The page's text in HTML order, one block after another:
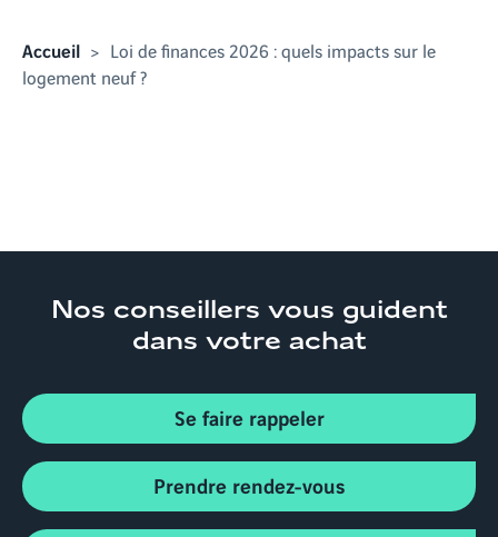
Accueil
Loi de finances 2026 : quels impacts sur le
logement neuf ?
Nos conseillers vous guident
dans votre achat
Se faire rappeler
Prendre rendez-vous